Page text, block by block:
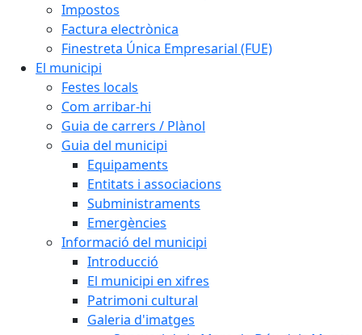
Impostos
Factura electrònica
Finestreta Única Empresarial (FUE)
El municipi
Festes locals
Com arribar-hi
Guia de carrers / Plànol
Guia del municipi
Equipaments
Entitats i associacions
Subministraments
Emergències
Informació del municipi
Introducció
El municipi en xifres
Patrimoni cultural
Galeria d'imatges